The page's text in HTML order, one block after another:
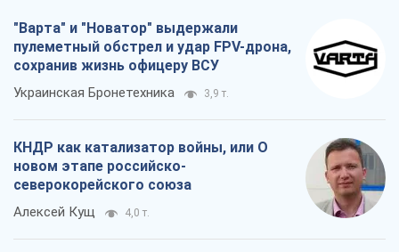
"Варта" и "Новатор" выдержали
пулеметный обстрел и удар FPV-дрона,
сохранив жизнь офицеру ВСУ
Украинская Бронетехника 3,9 т.
КНДР как катализатор войны, или О
новом этапе российско-
северокорейского союза
Алексей Кущ 4,0 т.